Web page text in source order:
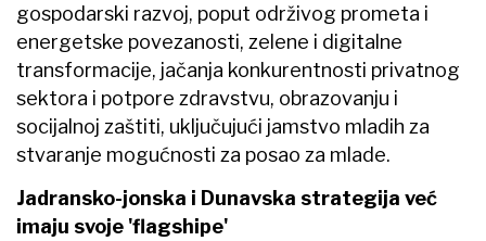
gospodarski razvoj, poput održivog prometa i
energetske povezanosti, zelene i digitalne
transformacije, jačanja konkurentnosti privatnog
sektora i potpore zdravstvu, obrazovanju i
socijalnoj zaštiti, uključujući jamstvo mladih za
stvaranje mogućnosti za posao za mlade.
Jadransko-jonska i Dunavska strategija već
imaju svoje 'flagshipe'